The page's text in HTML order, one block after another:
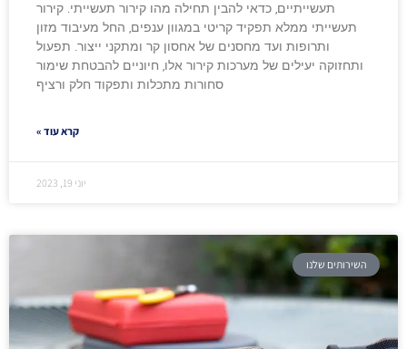
תעשייתיים, כדאי להבין תחילה מהו קירור תעשייתי. קירור
תעשייתי ממלא תפקיד קריטי במגוון ענפים, החל מעיבוד מזון
ותרופות ועד מחסנים של אחסון קר ומתקני ייצור. תפעול
ותחזוקה יעילים של מערכות קירור אלו, חיוניים להבטחת שימור
סחורות מתכלות ותפקוד חלק ורציף
קרא עוד »
יוני 19, 2023
השירותים שלנו